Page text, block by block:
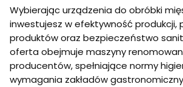
Wybierając urządzenia do obróbki
inwestujesz w efektywność produkcji,
produktów oraz bezpieczeństwo
oferta obejmuje maszyny
producentów, spełniające normy
wymagania zakładów